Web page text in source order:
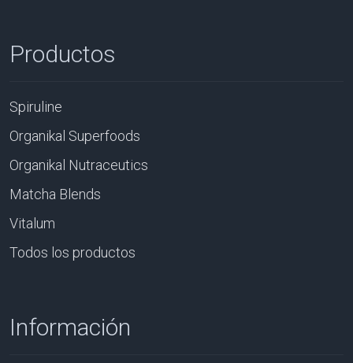
Productos
Spiruline
Organikal Superfoods
Organikal Nutraceutics
Matcha Blends
Vitalum
Todos los productos
Información